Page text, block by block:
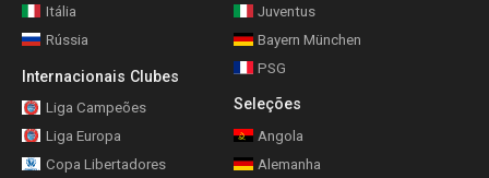
Itália
Rússia
Internacionais Clubes
Liga Campeões
Liga Europa
Copa Libertadores
Juventus
Bayern München
PSG
Seleções
Angola
Alemanha